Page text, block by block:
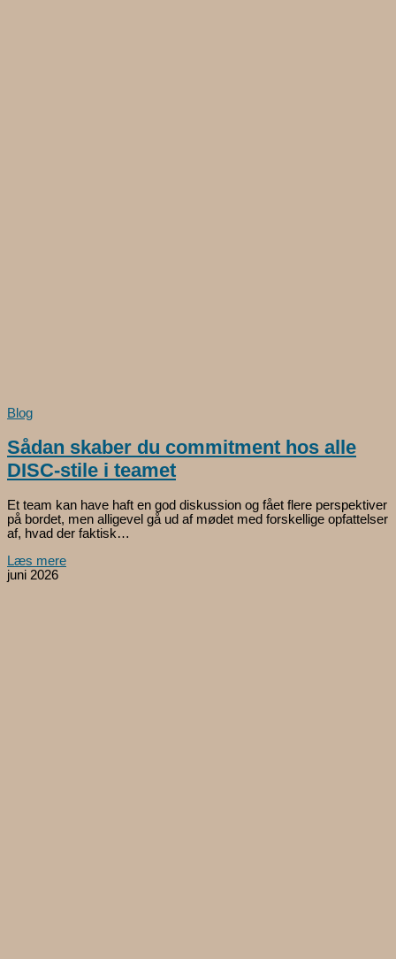
Blog
Sådan skaber du commitment hos alle
DISC-stile i teamet
Et team kan have haft en god diskussion og fået flere perspektiver
på bordet, men alligevel gå ud af mødet med forskellige opfattelser
af, hvad der faktisk…
Læs mere
juni 2026